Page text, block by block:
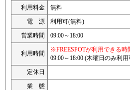
利用料金
無料
電 源
利用可(無料)
営業時間
09:00～18:00
利用時間
※FREESPOTが利用できる
09:00～18:00 (木曜日のみ利
定休日
業 態